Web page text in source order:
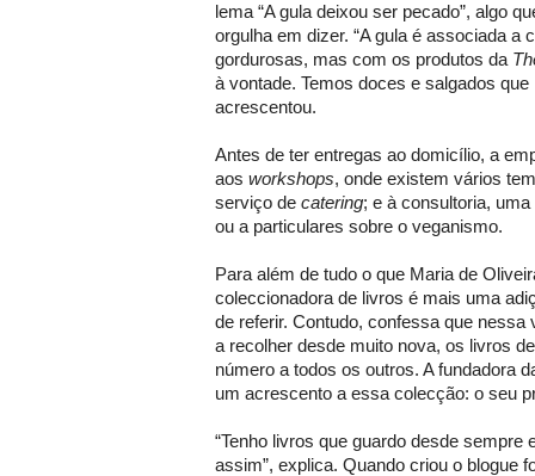
lema “A gula deixou ser pecado”, algo
orgulha em dizer. “A gula é associada a
gordurosas, mas com os produtos da
à vontade. Temos doces e salgados que
acrescentou.
Antes de ter entregas ao domicílio, a
aos workshops, onde existem vários
serviço de catering; e à consultoria,
ou a particulares sobre o veganismo.
Para além de tudo o que Maria de
coleccionadora de livros é mais uma
de referir. Contudo, confessa que
a recolher desde muito nova, os livros
número a todos os outros. A fundadora
um acrescento a essa colecção: o seu
“Tenho livros que guardo desde sempre
assim”, explica. Quando criou o blogue